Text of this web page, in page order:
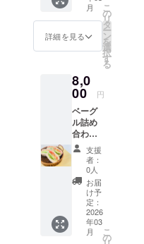
をご確
認くだ
※アレル
ギーを
備考欄
にご記
入くだ
さい。
可能な
限り対
応させ
ていた
だきま
す！
由に選
べま
す！ ク
の特別
な権利
たお得
なセッ
トで
す！ 利
用回
数：2回
分 有効
期限：
オープ
ンから
半年間
粉（北
海道
産）、
産）、
天然塩
県
産）、
水、
チー
ズ、
チョコ
レー
ト、
ナッツ
類 等 ア
レルゲ
ン：小
ただけ
る
「ベー
グルプ
ト」の
チケッ
トで
す！ 内
容は… •
お好き
なベー
グル 2
好きな
ドリン
ク 1杯 •
サラダ •
スープ
or小鉢
月
詳細を見る
こ
の
リ
タ
ー
ン
を
選
択
す
る
8,0
00 円
ベーグ
ル詰め
合わせ
セット
（15
個・全
国発
送） 内
容：定
番ベー
グルを
中心に
支援
者：
0人
お届
け予
定：
2026
年03
月
こ
の